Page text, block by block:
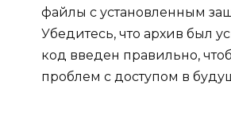
файлы с установленным
Убедитесь, что архив был
код введен правильно,
проблем с доступом в